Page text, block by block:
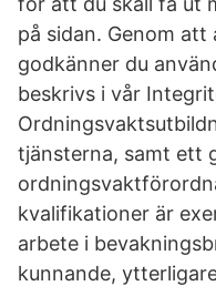
på sidan. Genom att
godkänner du
beskrivs i vår
tjänsterna, samt ett
kvalifikationer är
arbete i
kunnande,